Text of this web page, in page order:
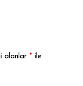
alanlar * ile